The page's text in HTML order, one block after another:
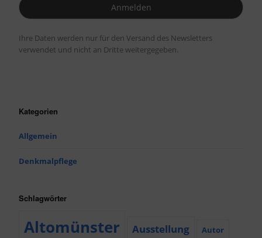
Ihre Daten werden nur für den Versand des Newsletters
verwendet und nicht an Dritte weitergegeben.
Kategorien
Allgemein
Denkmalpflege
Schlagwörter
Altomünster Ausstellung Autor